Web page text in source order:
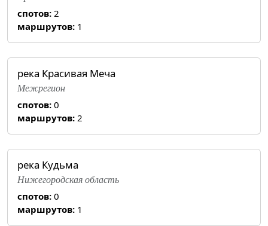
спотов: 2
маршрутов: 1
река Красивая Меча
Межрегион
спотов: 0
маршрутов: 2
река Кудьма
Нижегородская область
спотов: 0
маршрутов: 1